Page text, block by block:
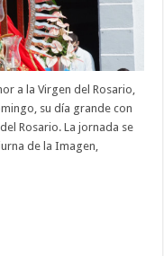
a la Virgen del Rosario,
su día grande con
Rosario. La jornada se
de la Imagen,